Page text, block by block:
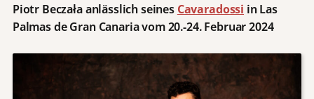
Piotr Beczałaanlässlich seines Cavaradossi in Las
Palmas de Gran Canaria vom 20.-24. Februar 2024